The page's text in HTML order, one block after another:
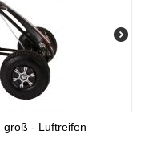
groß - Luftreifen